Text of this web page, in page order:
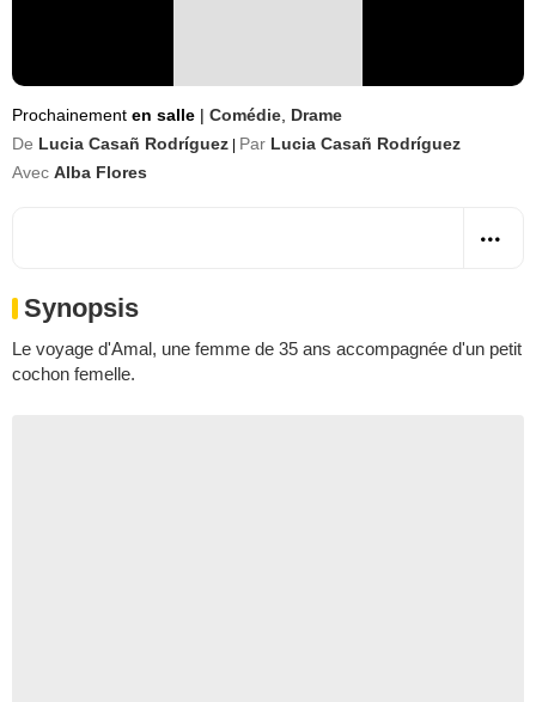
Prochainement en salle | Comédie Drame
De Lucia Casañ Rodríguez Par Lucia Casañ Rodríguez
Avec Alba Flores
Synopsis
Le voyage d'Amal, une femme de 35 ans accompagnée d'un petit
cochon femelle.